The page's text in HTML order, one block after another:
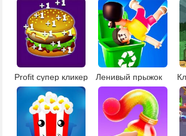
Profit супер кликер Ленивый прыжок